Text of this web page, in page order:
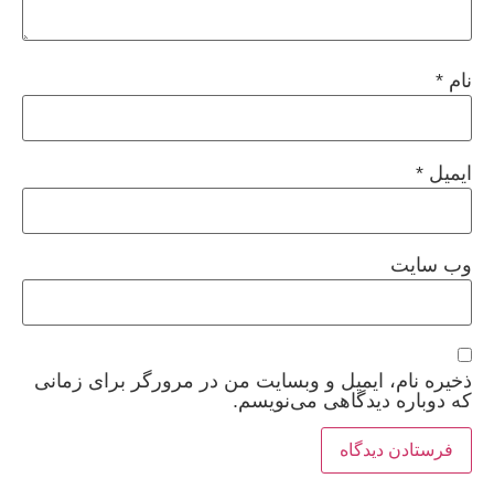
نام *
ایمیل *
وب‌ سایت
ذخیره نام، ایمیل و وبسایت من در مرورگر برای زمانی
که دوباره دیدگاهی می‌نویسم.